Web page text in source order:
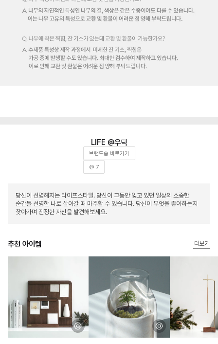
우딕
브랜드숍 바로가기
@ 7
당신이 선명해지는 라이프스타일. 당신이 그동안 잊고 있던 일상의 소중한
순간들 선명한 나로 살아갈 때 마주할 수 있습니다. 당신이 무엇을 좋아하는지
찾아가며 진정한 자신을 발견해보세요.
추천 아이템 더보기